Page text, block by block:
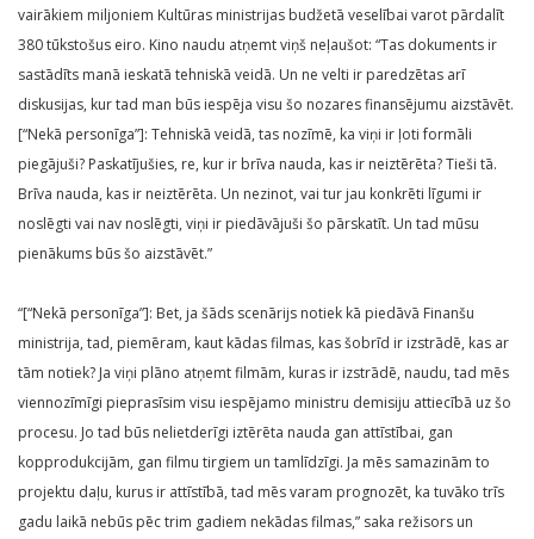
vairākiem miljoniem Kultūras ministrijas budžetā veselībai varot pārdalīt
380 tūkstošus eiro. Kino naudu atņemt viņš neļaušot: “Tas dokuments ir
sastādīts manā ieskatā tehniskā veidā. Un ne velti ir paredzētas arī
diskusijas, kur tad man būs iespēja visu šo nozares finansējumu aizstāvēt.
[“Nekā personīga”]: Tehniskā veidā, tas nozīmē, ka viņi ir ļoti formāli
piegājuši? Paskatījušies, re, kur ir brīva nauda, kas ir neiztērēta? Tieši tā.
Brīva nauda, kas ir neiztērēta. Un nezinot, vai tur jau konkrēti līgumi ir
noslēgti vai nav noslēgti, viņi ir piedāvājuši šo pārskatīt. Un tad mūsu
pienākums būs šo aizstāvēt.”
“[“Nekā personīga”]: Bet, ja šāds scenārijs notiek kā piedāvā Finanšu
ministrija, tad, piemēram, kaut kādas filmas, kas šobrīd ir izstrādē, kas ar
tām notiek? Ja viņi plāno atņemt filmām, kuras ir izstrādē, naudu, tad mēs
viennozīmīgi pieprasīsim visu iespējamo ministru demisiju attiecībā uz šo
procesu. Jo tad būs nelietderīgi iztērēta nauda gan attīstībai, gan
kopprodukcijām, gan filmu tirgiem un tamlīdzīgi. Ja mēs samazinām to
projektu daļu, kurus ir attīstībā, tad mēs varam prognozēt, ka tuvāko trīs
gadu laikā nebūs pēc trim gadiem nekādas filmas,” saka režisors un